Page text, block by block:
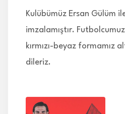
Kulübümüz Ersan Gülüm
imzalamıştır.
kırmızı-beyaz formamız
dileriz.